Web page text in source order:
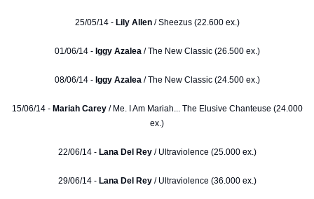
25/05/14 - Lily Allen/ Sheezus (22.600 ex.)
01/06/14 - Iggy Azalea/ The New Classic (26.500 ex.)
08/06/14 - Iggy Azalea/ The New Classic (24.500 ex.)
15/06/14 - Mariah Carey/ Me. I Am Mariah... The Elusive Chanteuse (24.000
ex.)
22/06/14 - Lana Del Rey/ Ultraviolence (25.000 ex.)
29/06/14 - Lana Del Rey / Ultraviolence (36.000 ex.)